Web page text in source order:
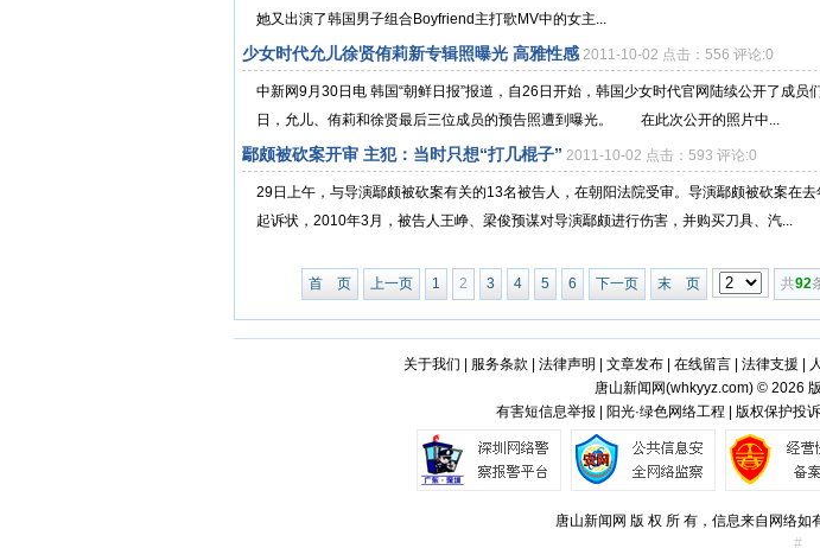
她又出演了韩国男子组合Boyfriend主打歌MV中的女主...
少女时代允儿徐贤侑莉新专辑照曝光 高雅性感 2011-10-02 点击：556 评论:0
中新网9月30日电 韩国“朝鲜日报”报道，自26日开始，韩国少女时代官网陆续公开了成员
日，允儿、侑莉和徐贤最后三位成员的预告照遭到曝光。 在此次公开的照片中...
鄢颇被砍案开审 主犯：当时只想“打几棍子” 2011-10-02 点击：593 评论:0
29日上午，与导演鄢颇被砍案有关的13名被告人，在朝阳法院受审。导演鄢颇被砍案在
起诉状，2010年3月，被告人王峥、梁俊预谋对导演鄢颇进行伤害，并购买刀具、汽...
首 页 上一页 1 2 3 4 5 6 下一页 末 页 共92
关于我们 服务条款 法律声明 文章发布| 在线留言| 法律支援
唐山新闻网(whkyyz.com) © 2026
有害短信息举报 | 阳光·绿色网络工程 | 版权保护投
唐山新闻网 版 权 所 有，信息来自网络
#